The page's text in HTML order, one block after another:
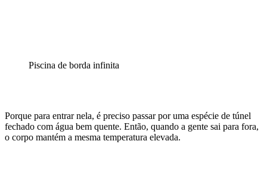
Piscina de borda infinita
Porque para entrar nela, é preciso passar por uma espécie de túnel
fechado com água bem quente. Então, quando a gente sai para fora,
o corpo mantém a mesma temperatura elevada.